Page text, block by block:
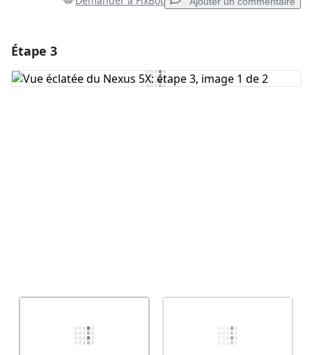
Ajouter un commentaire
Étape 3